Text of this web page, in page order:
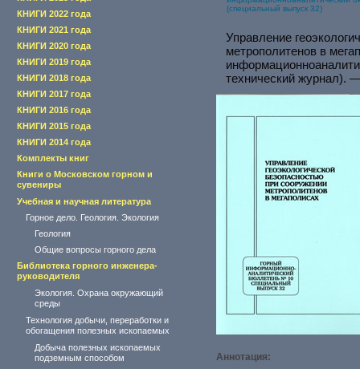
КНИГИ 2022 года
КНИГИ 2021 года
КНИГИ 2020 года
КНИГИ 2019 года
КНИГИ 2018 года
КНИГИ 2017 года
КНИГИ 2016 года
КНИГИ 2015 года
КНИГИ 2014 года
Комплекты книг
Книги о Московском горном и
сувениры
Учебная и научная литература
Горное дело. Геология. Экология
Геология
Общие вопросы горного дела
Библиотека горного инженера-
руководителя
Экология. Охрана окружающий
среды
Технология добычи, переработки и
обогащения полезных ископаемых
Добыча полезных ископаемых
подземным способом
(специальный выпуск 32)
Управление
метрополитенов в
технический журнал).
Аннотация: